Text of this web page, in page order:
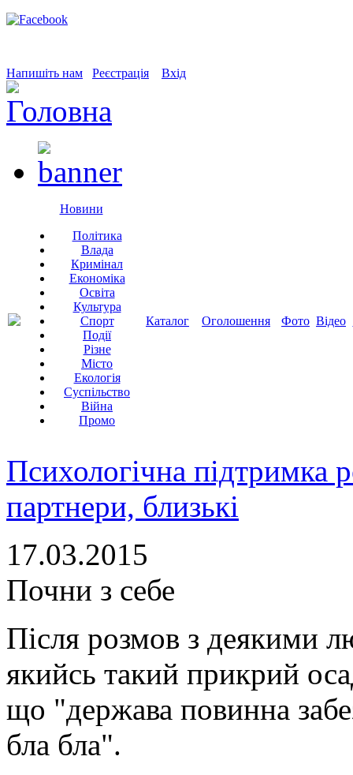
Напишіть нам Реєстрація Вхід
Новини
Політика
Влада
Кримінал
Економіка
Освіта
Культура
Спорт
Події
Різне
Місто
Екологія
Суспільство
Війна
Промо
Каталог Оголошення Фото Відео
Психологічна підтримка
партнери, близькі
17.03.2015
Почни з себе
Після розмов з деякими
якийсь такий прикрий
що "держава повинна
бла бла".